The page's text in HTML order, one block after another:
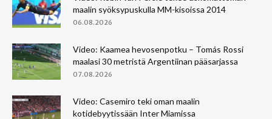
maalin syöksypuskulla MM-kisoissa 2014
06.08.2026
Video: Kaamea hevosenpotku – Tomás Rossi
maalasi 30 metristä Argentiinan pääsarjassa
07.08.2026
Video: Casemiro teki oman maalin
kotidebyytissään Inter Miamissa